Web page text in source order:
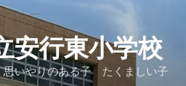
安行東小学校
いやりのある子 たくましい子